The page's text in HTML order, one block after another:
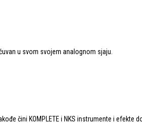
u svom svojem analognom sjaju.
čini KOMPLETE i NKS instrumente i